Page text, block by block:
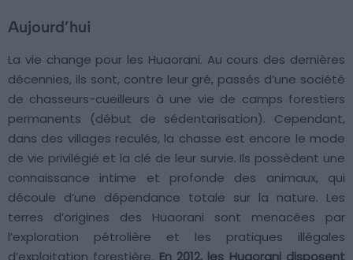
Aujourd’hui
La vie change pour les Huaorani. Au cours des dernières
décennies, ils sont, contre leur gré, passés d’une société
de chasseurs-cueilleurs à une vie de camps forestiers
permanents (début de sédentarisation). Cependant,
dans des villages reculés, la chasse est encore le mode
de vie privilégié et la clé de leur survie. Ils possèdent une
connaissance intime et profonde des animaux, qui
découle d’une dépendance totale sur la nature. Les
terres d’origines des Huaorani sont menacées par
l’exploration pétrolière et les pratiques illégales
d’exploitation forestière. En 2012, les Huaorani disposent